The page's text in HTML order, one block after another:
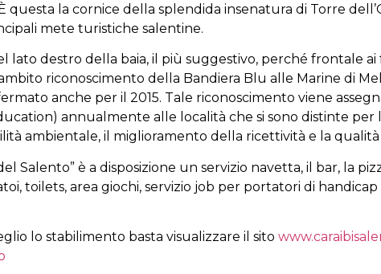
questa la cornice della splendida insenatura di Torre
mete turistiche salentine.
lato destro della baia, il più suggestivo, perché frontale ai
riconoscimento della Bandiera Blu alle Marine di
anche per il 2015. Tale riconoscimento viene
annualmente alle località che si sono distinte per
ambientale, il miglioramento della ricettività e la
Salento” è a disposizione un servizio navetta, il bar, la
toilets, area giochi, servizio job per portatori di
lo stabilimento basta visualizzare il sito